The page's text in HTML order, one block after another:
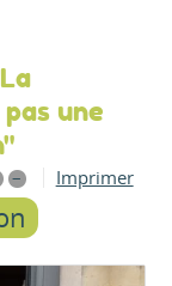
une
– Imprimer